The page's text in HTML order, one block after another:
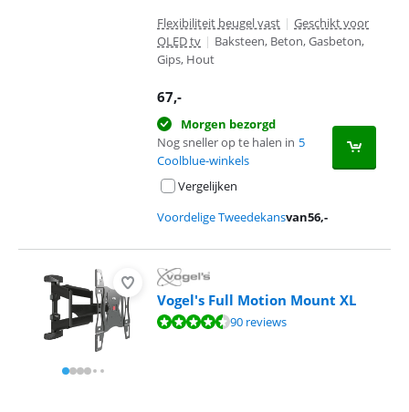
Flexibiliteit beugel vast | Geschikt voor
OLED tv | Baksteen, Beton, Gasbeton,
Gips, Hout
67,-
Morgen bezorgd
Nog sneller op te halen in 5
Coolblue-winkels
Vergelijken
Voordelige Tweedekansvan56,-
Vogel's Full Motion Mount XL
Beoordeling is 8,8 van de 10, gebaseerd op 90 reviews.
90 reviews